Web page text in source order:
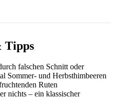
Tipps
falschen Schnitt oder
Sommer- und Herbsthimbeeren
Ruten
nichts – ein klassischer